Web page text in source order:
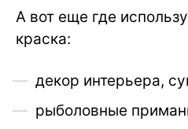
А вот еще где
краска:
декор интерьера,
рыболовные